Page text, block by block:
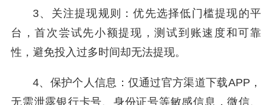
3、关注提现规则：优先选择低门槛提现的平
台，首次尝试先小额提现，测试到账速度和可靠
性，避免投入过多时间却无法提现。
4、保护个人信息：仅通过官方渠道下载APP，
无需泄露银行卡号、身份证号等敏感信息，微信、